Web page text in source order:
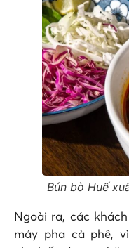
Bún bò Huế
Ngoài ra, các
máy pha cà phê,